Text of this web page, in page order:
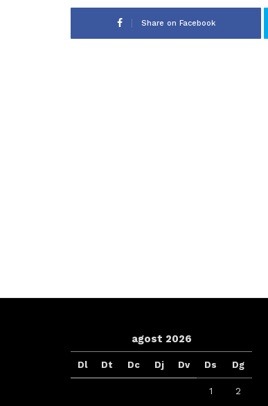
Share on Facebook
agost 2026
Dl Dt Dc Dj Dv Ds Dg
1 2